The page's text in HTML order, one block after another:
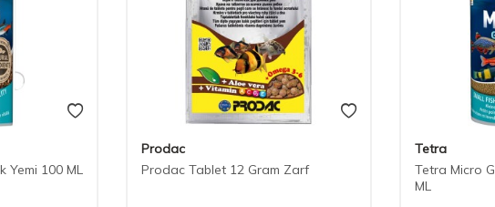
Yemi 100 ML
Prodac
Prodac Tablet 12 Gram Zarf
Tetra
Tetra Micro
ML